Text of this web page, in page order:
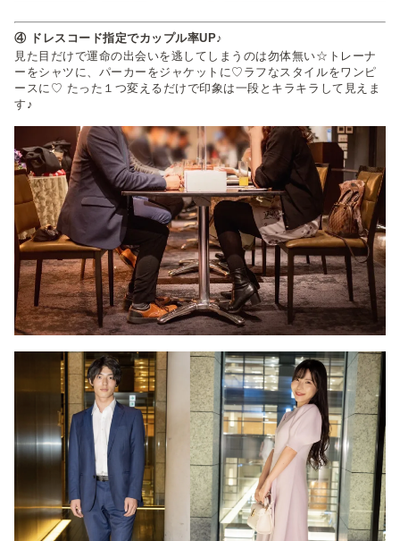
④ ドレスコード指定でカップル率UP♪
見た目だけで運命の出会いを逃してしまうのは勿体無い☆トレーナ
ーをシャツに、パーカーをジャケットに♡ラフなスタイルをワンピ
ースに♡ たった１つ変えるだけで印象は一段とキラキラして見えま
す♪